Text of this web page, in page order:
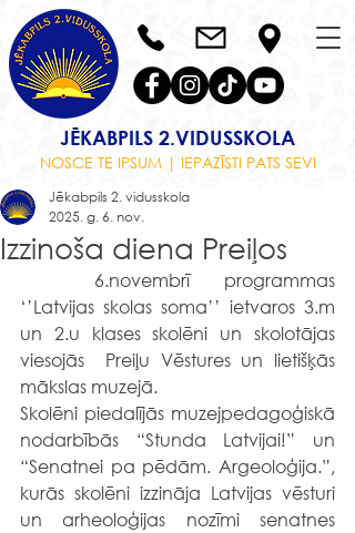
JĒKABPILS 2.VIDUSSKOLA
NOSCE TE IPSUM | IEPAZĪSTI PATS SEVI
Izzinoša diena Preiļos
Jēkabpils 2. vidusskola
2025. g. 6. nov.
‘’Latvijas skolas soma’’ ietvaros 3.m
un 2.u klases skolēni un skolotājas
viesojās  Preiļu Vēstures un lietišķās
mākslas muzejā.
Skolēni piedalījās muzejpedagoģiskā
nodarbībās “Stunda Latvijai!” un
“Senatnei pa pēdām. Argeoloģija.”,
kurās skolēni izzināja Latvijas vēsturi
un arheoloģijas nozīmi senatnes